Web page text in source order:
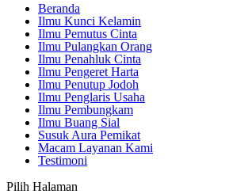
Beranda
Ilmu Kunci Kelamin
Ilmu Pemutus Cinta
Ilmu Pulangkan Orang
Ilmu Penahluk Cinta
Ilmu Pengeret Harta
Ilmu Penutup Jodoh
Ilmu Penglaris Usaha
Ilmu Pembungkam
Ilmu Buang Sial
Susuk Aura Pemikat
Macam Layanan Kami
Testimoni
Pilih Halaman